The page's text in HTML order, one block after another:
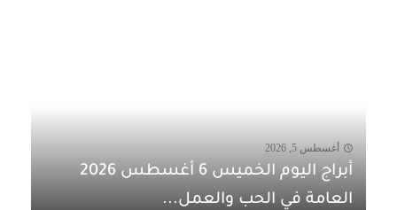
أغسطس 5, 2026
أبراج اليوم الخميس 6 أغسطس 2026
العامة في الحب والعمل...